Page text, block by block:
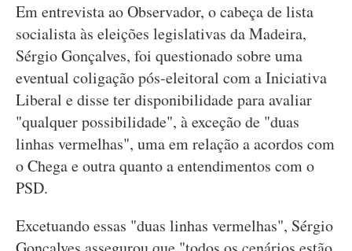
Em entrevista ao Observador, o cabeça de lista
socialista às eleições legislativas da Madeira,
Sérgio Gonçalves, foi questionado sobre uma
eventual coligação pós-eleitoral com a Iniciativa
Liberal e disse ter disponibilidade para avaliar
"qualquer possibilidade", à exceção de "duas
linhas vermelhas", uma em relação a acordos com
o Chega e outra quanto a entendimentos com o
PSD.
Excetuando essas "duas linhas vermelhas", Sérgio